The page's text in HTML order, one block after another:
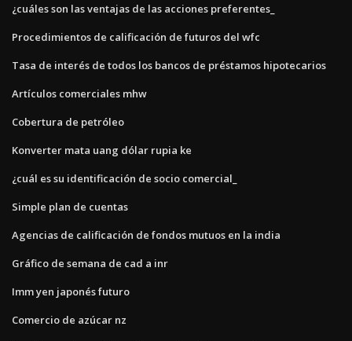
¿cuáles son las ventajas de las acciones preferentes_
Procedimientos de calificación de futuros del wfc
Tasa de interés de todos los bancos de préstamos hipotecarios
Artículos comerciales mhw
Cobertura de petróleo
Konverter mata uang dólar rupia ke
¿cuál es su identificación de socio comercial_
Simple plan de cuentas
Agencias de calificación de fondos mutuos en la india
Gráfico de semana de cad a inr
Imm yen japonés futuro
Comercio de azúcar nz